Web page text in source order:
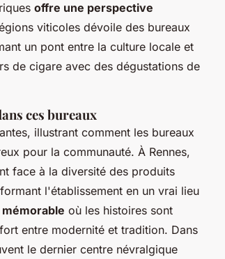
offre une perspective
viticoles dévoile des bureaux
un pont entre la culture locale et
de cigare avec des dégustations de
ces bureaux
illustrant comment les bureaux
pour la communauté. À Rennes,
face à la diversité des produits
l'établissement en un vrai lieu
où les histoires sont
entre modernité et tradition. Dans
le dernier centre névralgique